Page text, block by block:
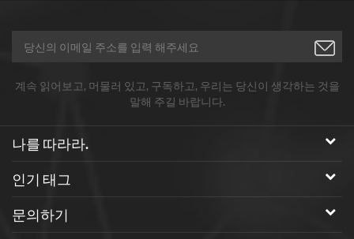
계속 읽어보고, 머물러 있고, 구독하고, 우리는 당신이 생각하는 것을
말해 주길 바랍니다.
나를 따라라.
인기 태그
문의하기